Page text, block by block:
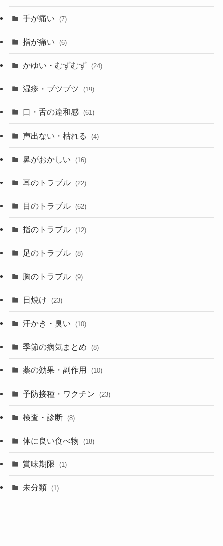
手が痛い (7)
指が痛い (6)
かゆい・むずむず (24)
湿疹・ブツブツ (19)
口・舌の違和感 (61)
声出ない・枯れる (4)
鼻がおかしい (16)
耳のトラブル (22)
目のトラブル (62)
指のトラブル (12)
足のトラブル (8)
胸のトラブル (9)
日焼け (23)
汗かき・臭い (10)
季節の病気まとめ (8)
薬の効果・副作用 (10)
予防接種・ワクチン (23)
検査・診断 (8)
体に良い食べ物 (18)
賞味期限 (1)
未分類 (1)